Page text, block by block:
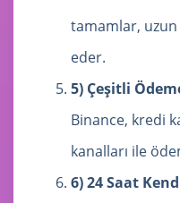
tamamlar,
eder.
5) Çeşitli
Binance, kredi
kanalları ile
6) 24 Saat